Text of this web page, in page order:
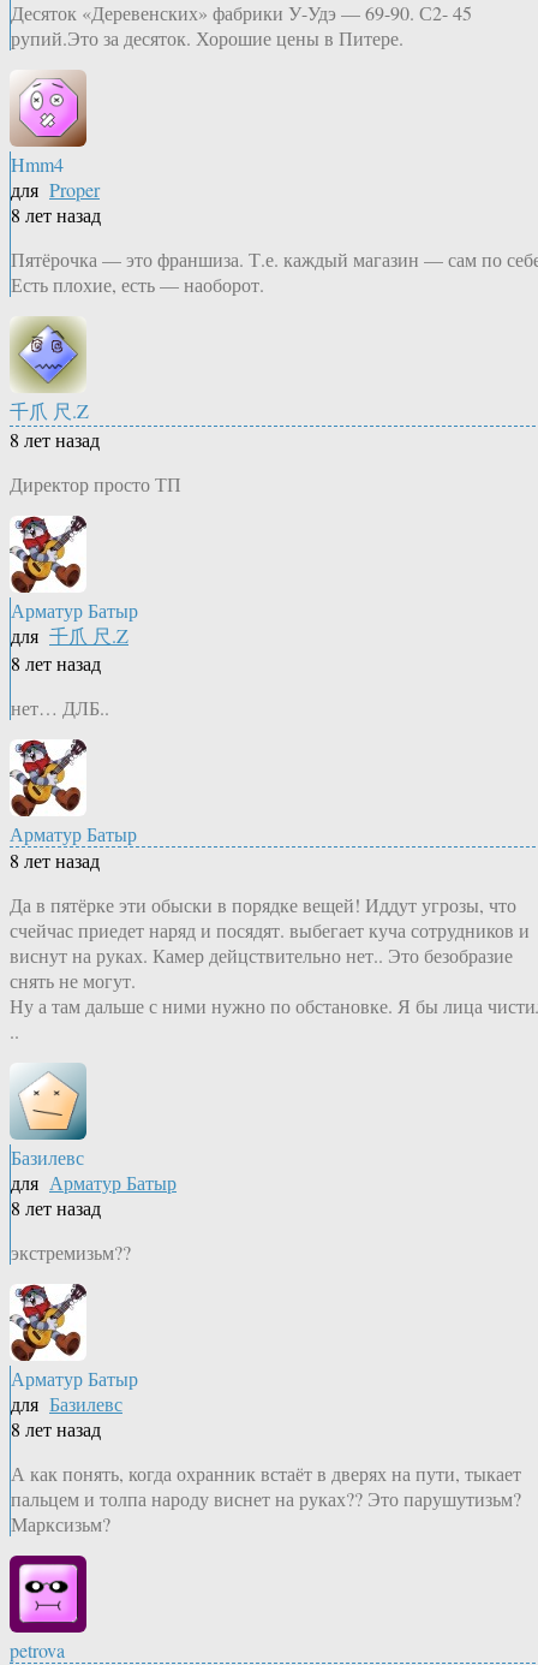
Десяток «Деревенских» фабрики У-Удэ — 69-90. С2- 45
рупий.Это за десяток. Хорошие цены в Питере.
Hmm4
для Proper
8 лет назад
Пятёрочка — это франшиза. Т.е. каждый магазин — сам по
Есть плохие, есть — наоборот.
千爪 尺.Z
8 лет назад
Директор просто ТП
Арматур Батыр
для 千爪 尺.Z
8 лет назад
нет… ДЛБ..
Арматур Батыр
8 лет назад
Да в пятёрке эти обыски в порядке вещей! Иддут угрозы, что
счейчас приедет наряд и посядят. выбегает куча сотрудников и
виснут на руках. Камер дейцствительно нет.. Это безобразие
снять не могут.
Ну а там дальше с ними нужно по обстановке. Я бы лица
..
Базилевс
для Арматур Батыр
8 лет назад
экстремизьм??
Арматур Батыр
для Базилевс
8 лет назад
А как понять, когда охранник встаёт в дверях на пути, тыкает
пальцем и толпа народу виснет на руках?? Это парушутизьм?
Марксизьм?
petrova